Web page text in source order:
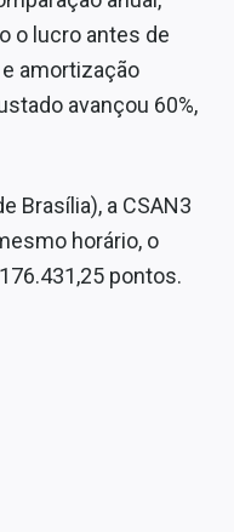
o lucro antes de
amortização
avançou 60%,
Brasília), a CSAN3
horário, o
pontos.